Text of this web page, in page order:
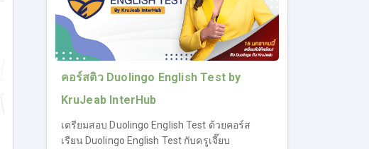
คอร์สติว Duolingo English Test by
KruJeab InterHub
เตรียมสอบ Duolingo English Test ด้วยคอร์ส
เรียน Duolingo English Test กับครูเจี๊ยบ